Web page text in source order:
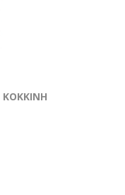
ΚΟΚΚΙΝΗ